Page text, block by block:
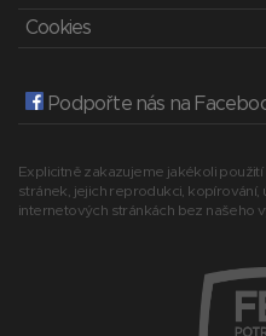
Cookies
Podpořte nás na
Explicitně zakazujeme jakékoli
stránek, jejich reprodukci, kopírování,
internetových stránkách bez našeho